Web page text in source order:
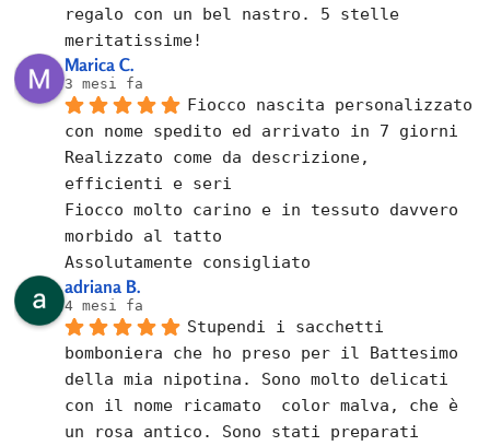
regalo con un bel nastro. 5 stelle
meritatissime!
Marica C.
3 mesi fa
Fiocco nascita personalizzato
con nome spedito ed arrivato in 7 giorni
Realizzato come da descrizione,
efficienti e seri
Fiocco molto carino e in tessuto davvero
morbido al tatto
Assolutamente consigliato
adriana B.
4 mesi fa
Stupendi i sacchetti
bomboniera che ho preso per il Battesimo
della mia nipotina. Sono molto delicati
con il nome ricamato  color malva, che è
un rosa antico. Sono stati preparati